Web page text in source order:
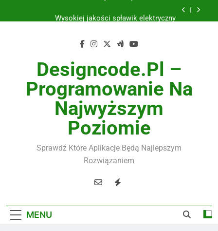
Instalacje elektryczne Gdańsk
Wysokiej jakości spławik elektryczny
Designcode.pl –
Programowanie Na
Najwyższym
Poziomie
Sprawdź Które Aplikacje Będą Najlepszym
Rozwiązaniem
MENU